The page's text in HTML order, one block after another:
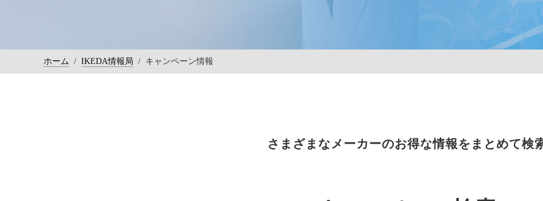
ホーム / IKEDA情報局 / キャンペーン情報
さまざまなメーカーのお得な情報をまとめて検